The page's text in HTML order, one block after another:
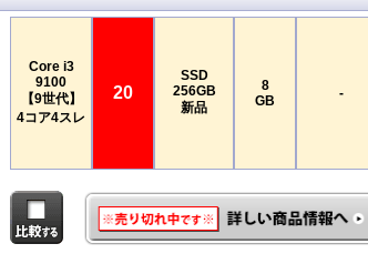
Core i3
9100
【9世代】
4コア4スレ
20
SSD
256GB
新品
8
GB
-